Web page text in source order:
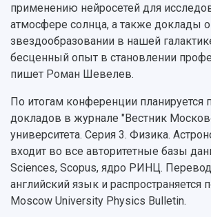
3D-тур по университету
Музеи
Учебный аэродром
Центр истории авиационных
Умный дом бабочек
Международный межвузовский
Сведения об образовательной
Официальные документы
Патенты
Публикации и издания
Отчеты о проведенных
применению нейросетей для
атмосфере солнца, а также доклады о
звездообразовании в нашей
бесценный опыт в становлении
пишет Роман Шевелев.
По итогам конференции планируется
докладов в журнале "Вестник
университета. Серия 3. Физика.
входит во все авторитетные базы
Sciences, Scopus, ядро РИНЦ.
английский язык и распространяется
Moscow University Physics Bulletin.